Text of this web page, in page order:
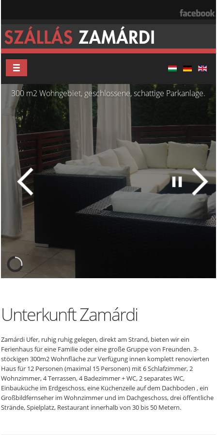
300 m2 Wohngebiet, geschlossene, schattige Parkanlage.
Unterkunft Zamárdi
Zamárdi Ufer, ruhig ruhig gelegen, direkt am Strand, bieten wir ein
Ferienhaus für eine Familie oder eine große Gruppe von Freunden. 3-
stöckigen 300m2 Wohnfläche zur Verfügung innen komplett renovierten
Haus für 12 Personen (maximal 15 Personen) mit 6 Schlafzimmer, 2
Wohnzimmer, 4 Terrassen, 4 Badezimmer + WC, 2 separates WC,
Einbauküche im Erdgeschoss, eine Küchenzeile auf dem Dachboden , ein
Großbildfernseher im Wohnzimmer und im Dachgeschoss, drei öffentliche
Strände, Spielplatz, Restaurant innerhalb von 30 bis 50 Metern.